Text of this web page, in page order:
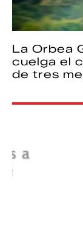
La Orbea
cuelga el
de tres